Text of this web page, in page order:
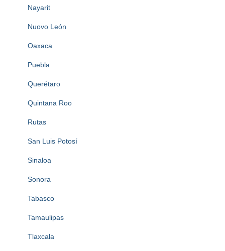
Nayarit
Nuovo León
Oaxaca
Puebla
Querétaro
Quintana Roo
Rutas
San Luis Potosí
Sinaloa
Sonora
Tabasco
Tamaulipas
Tlaxcala